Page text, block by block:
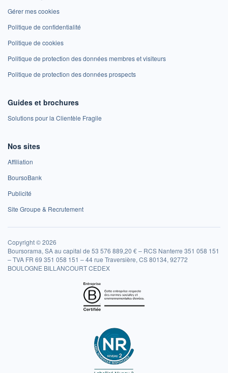
Gérer mes cookies
Politique de confidentialité
Politique de cookies
Politique de protection des données membres et visiteurs
Politique de protection des données prospects
Guides et brochures
Solutions pour la Clientèle Fragile
Nos sites
Affiliation
BoursoBank
Publicité
Site Groupe & Recrutement
Copyright © 2026
Boursorama, SA au capital de 53 576 889,20 € – RCS Nanterre 351 058 151
– TVA FR 69 351 058 151 – 44 rue Traversière, CS 80134, 92772
BOULOGNE BILLANCOURT CEDEX